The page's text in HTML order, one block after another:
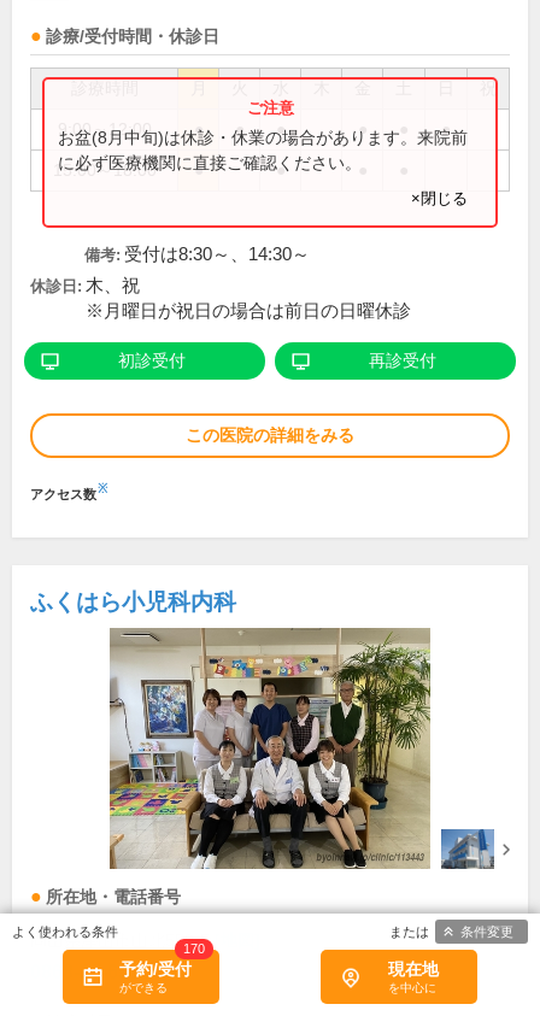
診療/受付時間・休診日
祝
9:00～12:00 ● ● ● ● ●
15:00～18:00 ● ●
お盆(8月中旬)は休診・休業の場合があります。来院前
に必ず医療機関に直接ご確認ください。
×閉じる
備考: 受付は8:30～、14:30～
休診日: 木、祝
※月曜日が祝日の場合は前日の日曜休診
初診受付 再診受付
この医院の詳細をみる
アクセス数※
ふくはら小児科内科
所在地・電話番号
岡山県津山市山北559-5
0868-23-6331予約/受付
170
現在地
条件変更